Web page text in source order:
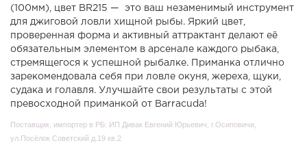
(100мм), цвет BR215 — это ваш незаменимый инструмент
для джиговой ловли хищной рыбы. Яркий цвет,
проверенная форма и активный аттрактант делают её
обязательным элементом в арсенале каждого рыбака,
стремящегося к успешной рыбалке. Приманка отлично
зарекомендовала себя при ловле окуня, жереха, щуки,
судака и голавля. Улучшайте свои результаты с этой
превосходной приманкой от Barracuda!
Поставщик, импортер в РБ: ИП Дивак Евгений Юрьевич, г.Осиповичи,
ул.Посёлок Советский д.19 кв.2